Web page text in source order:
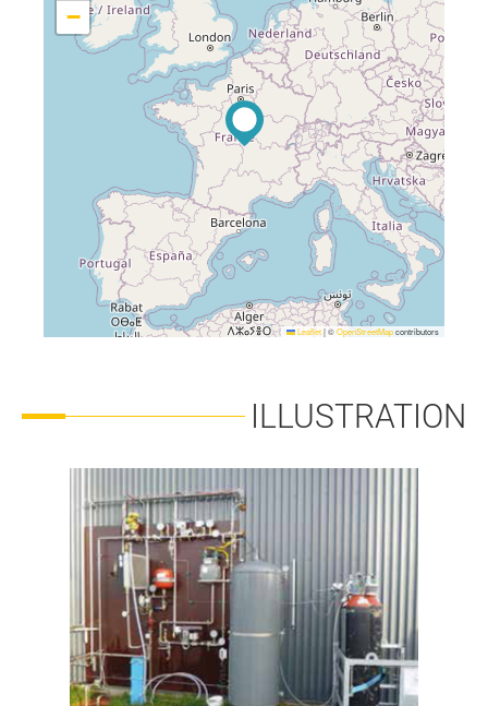
−
Leaflet |©OpenStreetMapcontributors
ILLUSTRATION